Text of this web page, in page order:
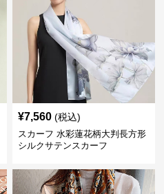
¥7,560 (税込)
スカーフ 水彩蓮花柄大判長方形
シルクサテンスカーフ